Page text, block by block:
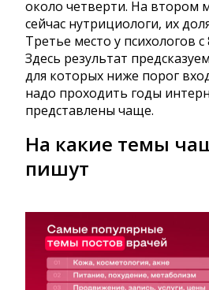
около четверти. На втором
сейчас нутрициологи, их
Третье место у психологов с
Здесь результат
для которых ниже порог
надо проходить годы
представлены чаще.
На какие темы
пишут